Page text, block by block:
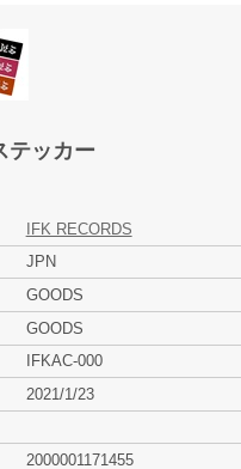
テッカー
IFK RECORDS
JPN
GOODS
GOODS
IFKAC-000
2021/1/23
2000001171455